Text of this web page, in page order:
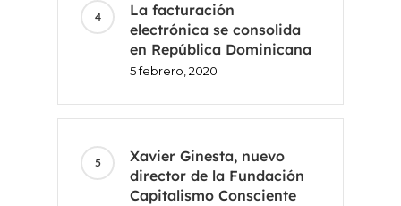
La facturación
electrónica se consolida
en República Dominicana
5 febrero, 2020
Xavier Ginesta, nuevo
director de la Fundación
Capitalismo Consciente
Voxel
ES